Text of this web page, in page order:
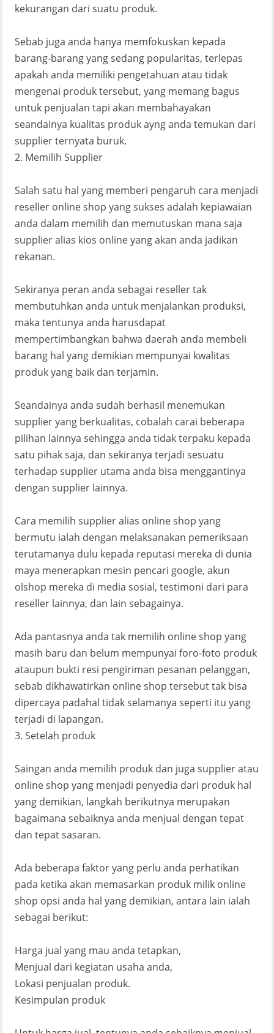
kekurangan dari suatu produk.
Sebab juga anda hanya memfokuskan kepada
barang-barang yang sedang popularitas, terlepas
apakah anda memiliki pengetahuan atau tidak
mengenai produk tersebut, yang memang bagus
untuk penjualan tapi akan membahayakan
seandainya kualitas produk ayng anda temukan dari
supplier ternyata buruk.
2. Memilih Supplier
Salah satu hal yang memberi pengaruh cara menjadi
reseller online shop yang sukses adalah kepiawaian
anda dalam memilih dan memutuskan mana saja
supplier alias kios online yang akan anda jadikan
rekanan.
Sekiranya peran anda sebagai reseller tak
membutuhkan anda untuk menjalankan produksi,
maka tentunya anda harusdapat
mempertimbangkan bahwa daerah anda membeli
barang hal yang demikian mempunyai kwalitas
produk yang baik dan terjamin.
Seandainya anda sudah berhasil menemukan
supplier yang berkualitas, cobalah carai beberapa
pilihan lainnya sehingga anda tidak terpaku kepada
satu pihak saja, dan sekiranya terjadi sesuatu
terhadap supplier utama anda bisa menggantinya
dengan supplier lainnya.
Cara memilih supplier alias online shop yang
bermutu ialah dengan melaksanakan pemeriksaan
terutamanya dulu kepada reputasi mereka di dunia
maya menerapkan mesin pencari google, akun
olshop mereka di media sosial, testimoni dari para
reseller lainnya, dan lain sebagainya.
Ada pantasnya anda tak memilih online shop yang
masih baru dan belum mempunyai foro-foto produk
ataupun bukti resi pengiriman pesanan pelanggan,
sebab dikhawatirkan online shop tersebut tak bisa
dipercaya padahal tidak selamanya seperti itu yang
terjadi di lapangan.
3. Setelah produk
Saingan anda memilih produk dan juga supplier atau
online shop yang menjadi penyedia dari produk hal
yang demikian, langkah berikutnya merupakan
bagaimana sebaiknya anda menjual dengan tepat
dan tepat sasaran.
Ada beberapa faktor yang perlu anda perhatikan
pada ketika akan memasarkan produk milik online
shop opsi anda hal yang demikian, antara lain ialah
sebagai berikut:
Harga jual yang mau anda tetapkan,
Menjual dari kegiatan usaha anda,
Lokasi penjualan produk.
Kesimpulan produk